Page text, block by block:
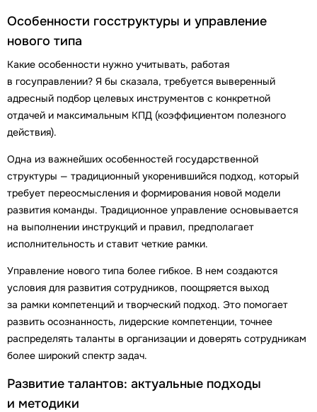
Особенности госструктуры и управление
нового типа
Какие особенности нужно учитывать, работая
в госуправлении? Я бы сказала, требуется выверенный
адресный подбор целевых инструментов с конкретной
отдачей и максимальным КПД (коэффициентом полезного
действия).
Одна из важнейших особенностей государственной
структуры — традиционный укоренившийся подход, который
требует переосмысления и формирования новой модели
развития команды. Традиционное управление основывается
на выполнении инструкций и правил, предполагает
исполнительность и ставит четкие рамки.
Управление нового типа более гибкое. В нем создаются
условия для развития сотрудников, поощряется выход
за рамки компетенций и творческий подход. Это помогает
развить осознанность, лидерские компетенции, точнее
распределять таланты в организации и доверять сотрудникам
более широкий спектр задач.
Развитие талантов: актуальные подходы
и методики